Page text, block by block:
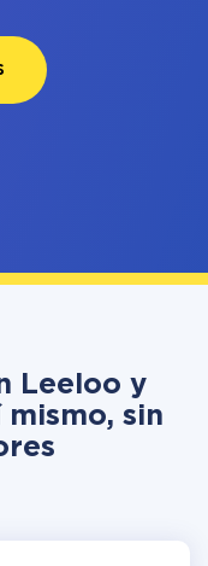
Leeloo y
sin